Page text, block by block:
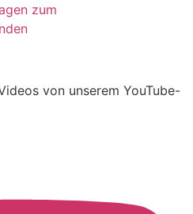
zum
von unserem YouTube-